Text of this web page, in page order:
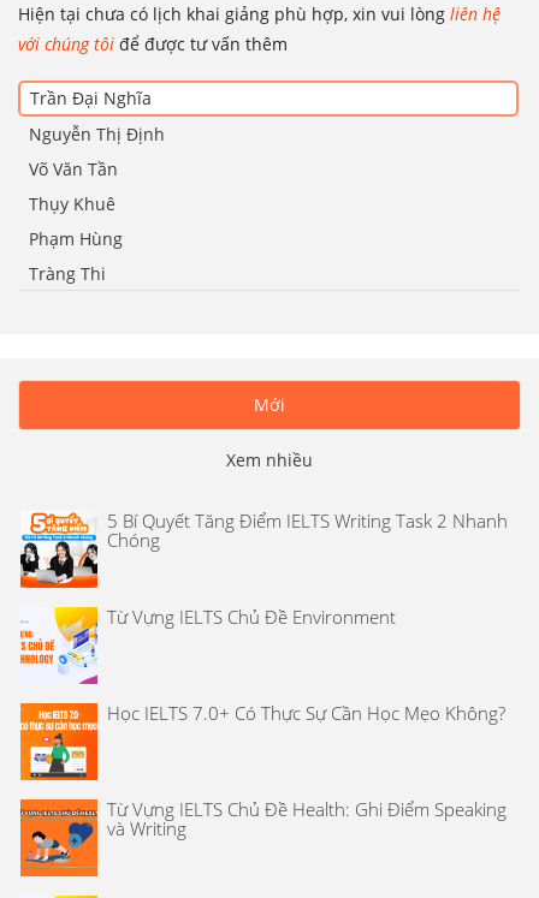
Hiện tại chưa có lịch khai giảng phù hợp, xin vui lòng liên hệ
với chúng tôi để được tư vấn thêm
Trần Đại Nghĩa
Nguyễn Thị Định
Võ Văn Tần
Thụy Khuê
Phạm Hùng
Tràng Thi
Mới
Xem nhiều
5 Bí Quyết Tăng Điểm IELTS Writing Task 2 Nhanh
Chóng
Từ Vựng IELTS Chủ Đề Environment
Học IELTS 7.0+ Có Thực Sự Cần Học Mẹo Không?
Từ Vựng IELTS Chủ Đề Health: Ghi Điểm Speaking
và Writing